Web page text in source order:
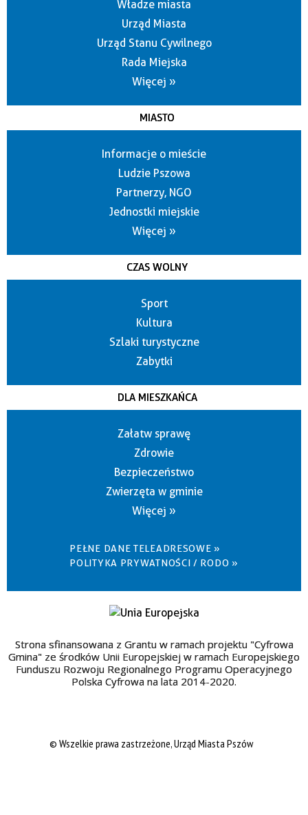
Władze miasta
Urząd Miasta
Urząd Stanu Cywilnego
Rada Miejska
Więcej »
MIASTO
Informacje o mieście
Ludzie Pszowa
Partnerzy, NGO
Jednostki miejskie
Więcej »
CZAS WOLNY
Sport
Kultura
Szlaki turystyczne
Zabytki
DLA MIESZKAŃCA
Załatw sprawę
Zdrowie
Bezpieczeństwo
Zwierzęta w gminie
Więcej »
PEŁNE DANE TELEADRESOWE »
POLITYKA PRYWATNOŚCI / RODO »
Strona sfinansowana z Grantu w ramach projektu "Cyfrowa
Gmina" ze środków Unii Europejskiej w ramach Europejskiego
Funduszu Rozwoju Regionalnego Programu Operacyjnego
Polska Cyfrowa na lata 2014-2020.
© Wszelkie prawa zastrzeżone, Urząd Miasta Pszów